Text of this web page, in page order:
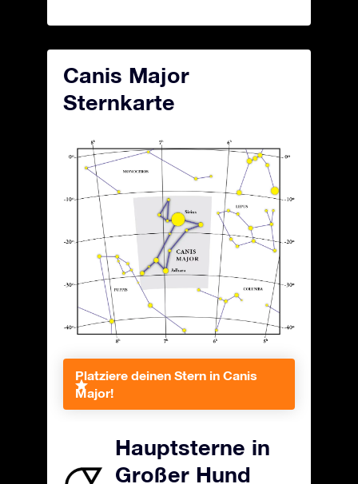
Canis Major
Sternkarte
Platziere deinen Stern in Canis
Major!
Hauptsterne in
Großer Hund